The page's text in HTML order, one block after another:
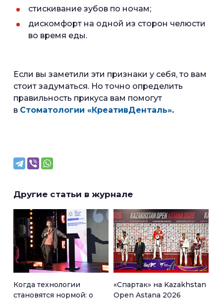
стискивание зубов по ночам;
дискомфорт на одной из сторон челюсти
во время еды.
Если вы заметили эти признаки у себя, то вам
стоит задуматься. Но точно определить
правильность прикуса вам помогут
в Стоматологии «КреативДенталь».
Другие статьи в журнале
Когда технологии
становятся нормой: о
«Спартак» на Kazakhstan
Open Astana 2026